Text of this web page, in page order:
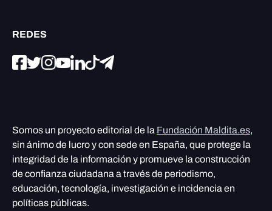
REDES
Somos un proyecto editorial de la Fundación Maldita.es,
sin ánimo de lucro y con sede en España, que protege la
integridad de la información y promueve la construcción
de confianza ciudadana a través de periodismo,
educación, tecnología, investigación e incidencia en
políticas públicas.